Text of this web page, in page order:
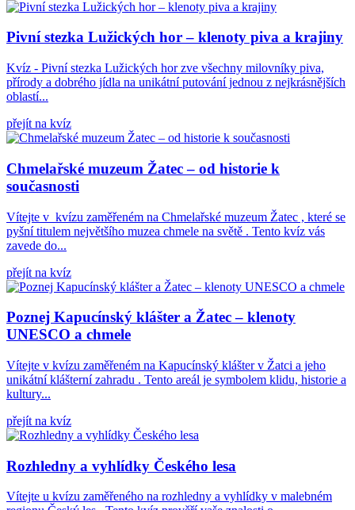
Pivní stezka Lužických hor – klenoty piva a krajiny
Kvíz - Pivní stezka Lužických hor zve všechny milovníky piva,
přírody a dobrého jídla na unikátní putování jednou z nejkrásnějších
oblastí...
přejít na kvíz
Chmelařské muzeum Žatec – od historie k
současnosti
Vítejte v kvízu zaměřeném na Chmelařské muzeum Žatec , které se
pyšní titulem největšího muzea chmele na světě . Tento kvíz vás
zavede do...
přejít na kvíz
Poznej Kapucínský klášter a Žatec – klenoty
UNESCO a chmele
Vítejte v kvízu zaměřeném na Kapucínský klášter v Žatci a jeho
unikátní klášterní zahradu . Tento areál je symbolem klidu, historie a
kultury...
přejít na kvíz
Rozhledny a vyhlídky Českého lesa
Vítejte u kvízu zaměřeného na rozhledny a vyhlídky v malebném